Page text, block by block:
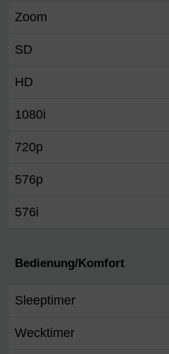
Zoom
SD
HD
1080i
720p
576p
576i
Bedienung/Komfort
Sleeptimer
Wecktimer